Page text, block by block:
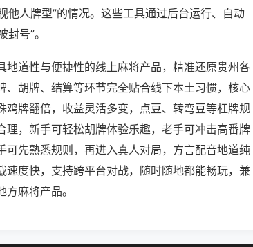
他人牌型”的情况。这些工具通过后台运行、自动
号”。
道性与便捷性的线上麻将产品，精准还原贵州各
胡牌、结算等环节完全贴合线下本土习惯，核心
牌翻倍，收益灵活多变，点豆、转弯豆等杠牌规
，新手可轻松胡牌体验乐趣，老手可冲击高番牌
先熟悉规则，再进入真人对局，方言配音地道纯
度快，支持跨平台对战，随时随地都能畅玩，兼
麻将产品。